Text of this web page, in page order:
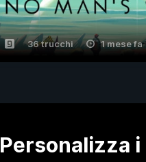
36 trucchi 1 mese fa
Personalizza